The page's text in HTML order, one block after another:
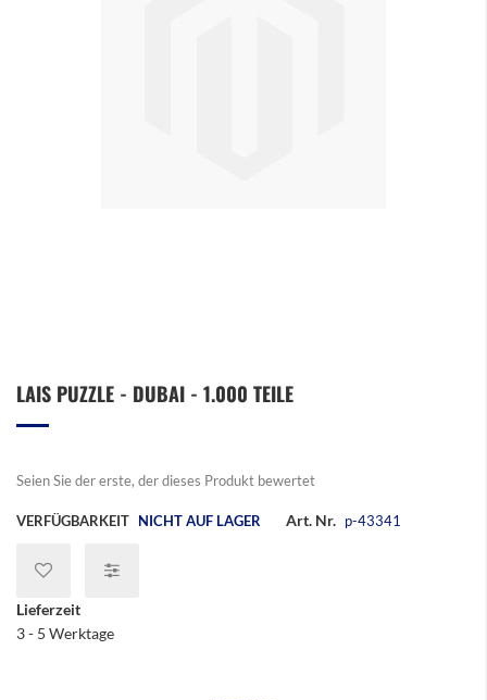
Anfang
LAIS PUZZLE - DUBAI - 1.000 TEILE
Seien Sie der erste, der dieses Produkt bewertet
VERFÜGBARKEIT NICHT AUF LAGER Art. Nr. p-43341
Lieferzeit
3 - 5 Werktage